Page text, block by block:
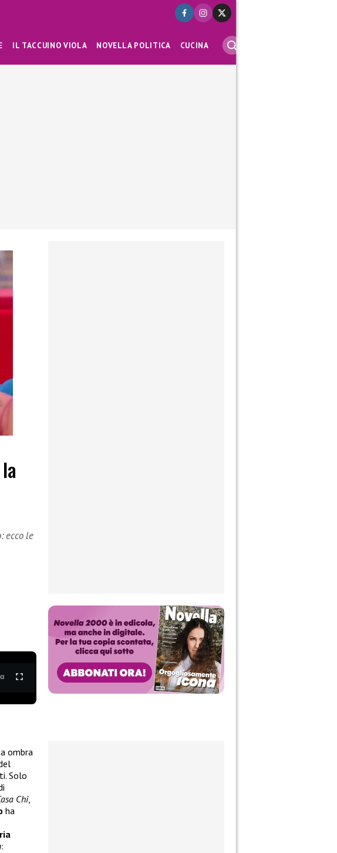
IL TACCUINO VIOLA NOVELLA POLITICA CUCINA
ecco le
ombra
Solo
Chi,
ha
: